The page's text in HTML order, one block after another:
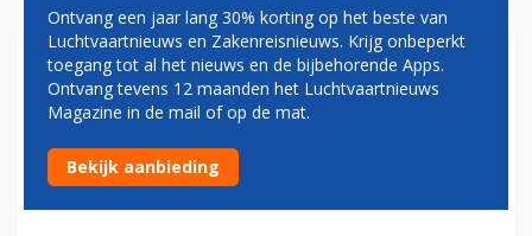
LAM
Boeing 737 mogelijk op drone gebotst
06-01-2017 - 15:25
Ontvang een jaar lang 30% korting op het beste van
Luchtvaartnieuws en Zakenreisnieuws. Krijg onbeperkt
toegang tot al het nieuws en de bijbehorende Apps.
Ontvang tevens 12 maanden het Luchtvaartnieuws
Magazine in de mail of op de mat.
Bekijk aanbieding